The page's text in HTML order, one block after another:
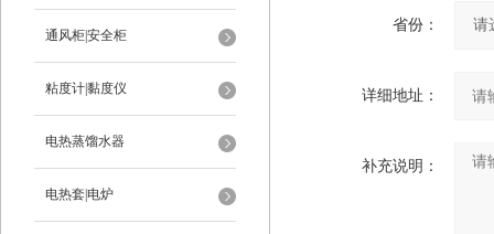
通风柜|安全柜
粘度计|黏度仪
电热蒸馏水器
电热套|电炉
省份：
详细地址：
补充说明：